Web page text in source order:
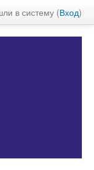
в систему (Вход)